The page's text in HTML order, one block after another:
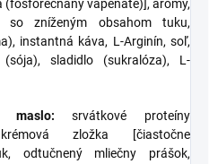
vápenaté)], arómy,
so zníženým obsahom tuku,
instantná káva, L-Arginín, soľ,
sladidlo (sukralóza), L-
maslo: srvátkové proteíny
zložka [čiastočne
odtučnený mliečny prášok,